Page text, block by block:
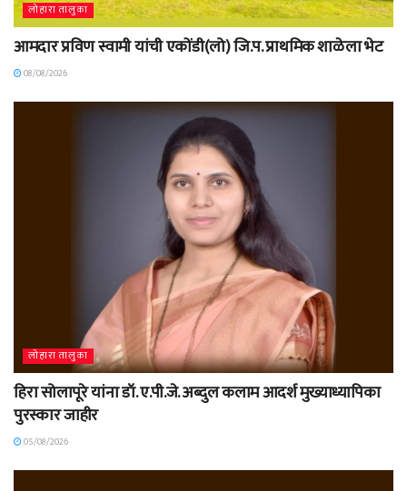
लोहारा तालुका
आमदार प्रविण स्वामी यांची एकोंडी(लो) जि.प. प्राथमिक शाळेला भेट
08/08/2026
लोहारा तालुका
हिरा सोलापूरे यांना डॉ. ए.पी.जे. अब्दुल कलाम आदर्श मुख्याध्यापिका
पुरस्कार जाहीर
05/08/2026